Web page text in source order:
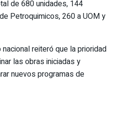
de 680 unidades, 144
Petroquimicos, 260 a UOM y
nacional reiteró que la prioridad
las obras iniciadas y
nuevos programas de